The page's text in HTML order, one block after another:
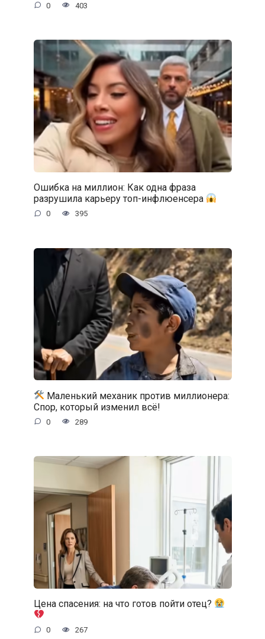
0 403
Ошибка на миллион: Как одна фраза
разрушила карьеру топ-инфлюенсера
0 395
Маленький механик против миллионера:
Спор, который изменил всё!
0 289
Цена спасения: на что готов пойти отец?
0 267